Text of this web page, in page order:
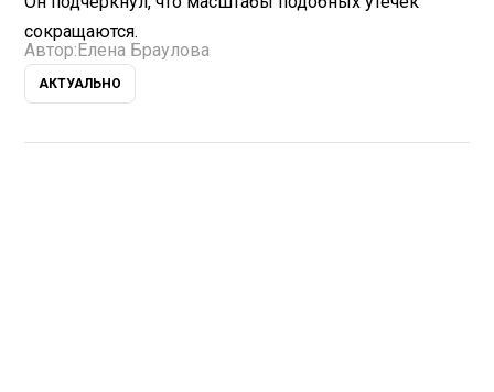
сокращаются.
Автор:Елена Браулова
АКТУАЛЬНО